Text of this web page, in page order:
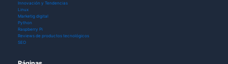
Innovación y Tendencias
Linux
Marketig digital
Python
Raspberry Pi
Reviews de productos tecnológicos
SEO